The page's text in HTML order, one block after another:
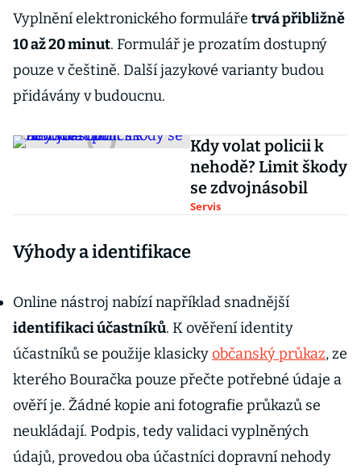
Vyplnění elektronického formuláře trvá přibližně
10 až 20 minut. Formulář je prozatím dostupný
pouze v češtině. Další jazykové varianty budou
přidávány v budoucnu.
Kdy volat policii k
nehodě? Limit škody
se zdvojnásobil
Servis
Výhody a identifikace
Online nástroj nabízí například snadnější
identifikaci účastníků. K ověření identity
účastníků se použije klasickyobčanský průkaz, ze
kterého Bouračka pouze přečte potřebné údaje a
ověří je. Žádné kopie ani fotografie průkazů se
neukládají. Podpis, tedy validaci vyplněných
údajů, provedou oba účastníci dopravní nehody